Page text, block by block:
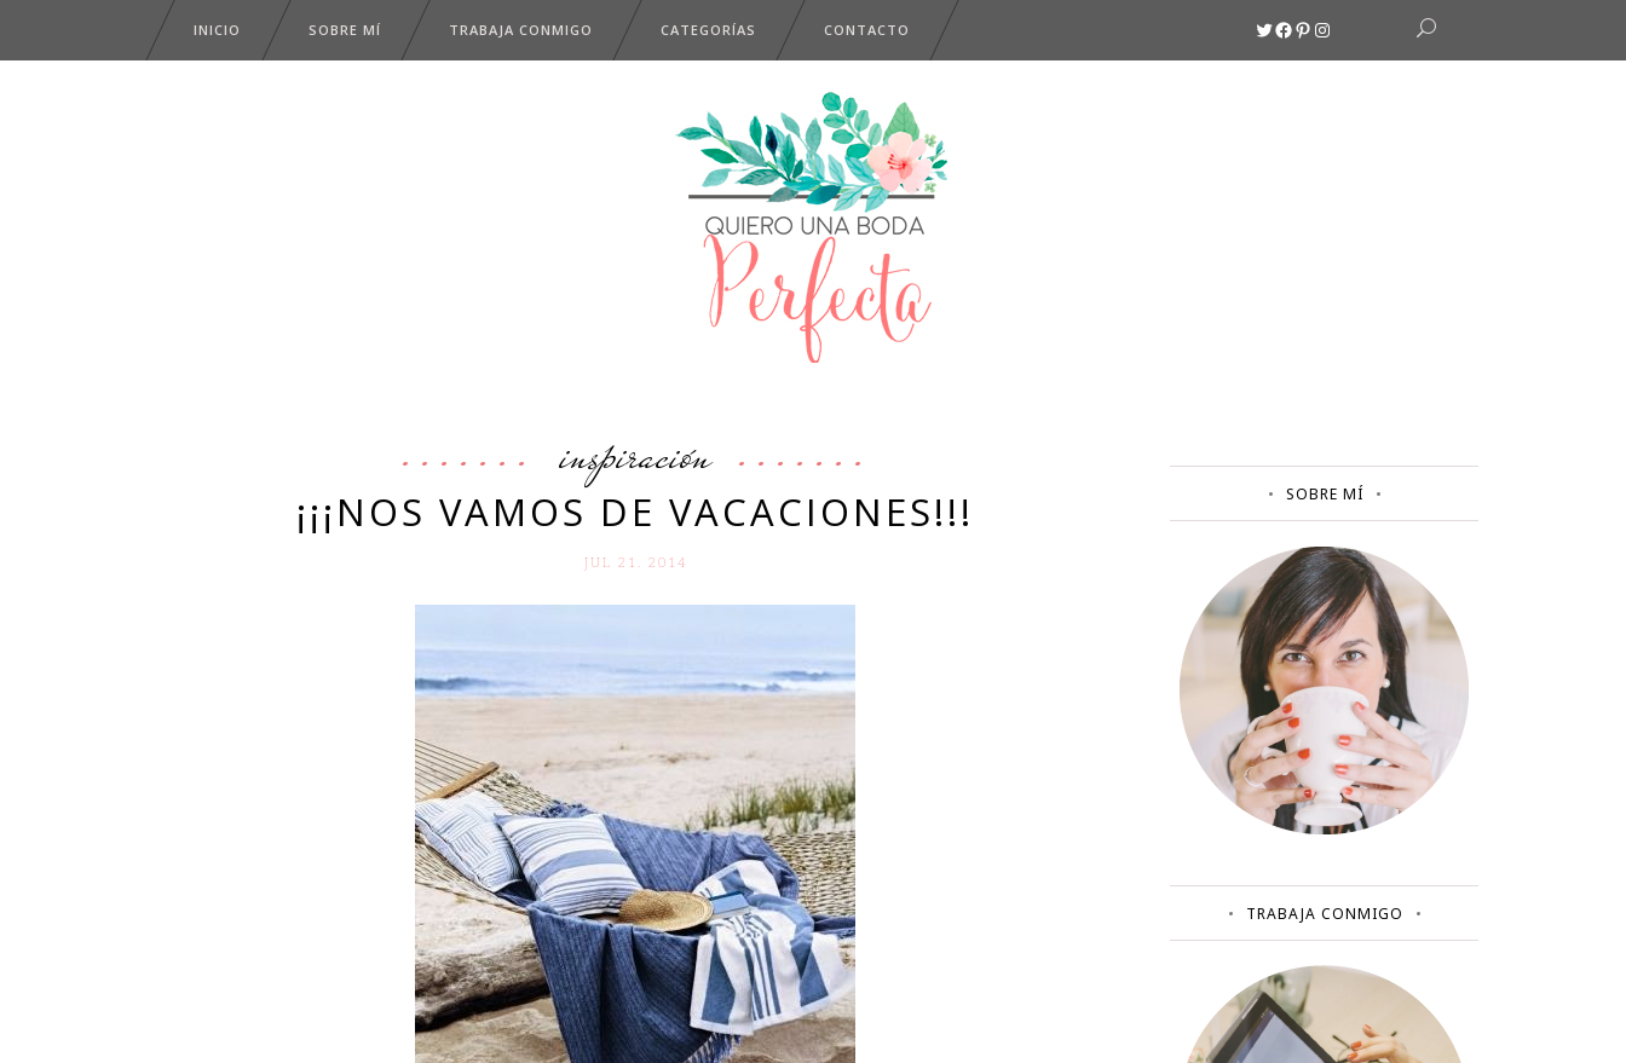
INICIO SOBRE MÍ TRABAJA CONMIGO CATEGORÍAS CONTACTO Twitter
Facebook
Pinterest
Instagram
inspiración
¡¡¡NOS VAMOS DE VACACIONES!!!
JUL 21. 2014
SOBRE MÍ
TRABAJA CONMIGO